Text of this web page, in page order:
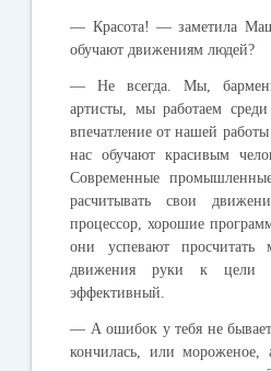
— Красота! —заметила
обучают движениям людей?
—Не всегда Мы
артисты
мы работаем среди
впечатление от нашей работы
нас
обучают красивым
Современные
расчитывать
свои
процессор ,хорошие
они
успевают просчитать
движения
руки к цели
эффективный
— А ошибок у тебя не
кончилась
или мороженое